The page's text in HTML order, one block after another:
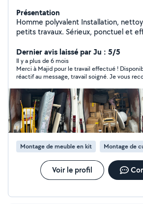
Présentation
Homme polyvalent Installation,
petits travaux. Sérieux, ponctuel et efficace, je propose
travaux. Je travaille avec soin et dans le respect des
délais. Polyvalent et réactif, je
que ce soit pour une urgence ou une
planifiée. Disponible sur Haute-Savoie/ Ain/ Genève
Contactez-moi pour un devis gratuit
Dernier avis laissé par Ju : 5/5
Il y a plus de 6 mois
Merci à Majid pour le travail effectué !
réactif au message, travail soigné. Je vous
Montage de meuble en kit Montage de
Voir le profil